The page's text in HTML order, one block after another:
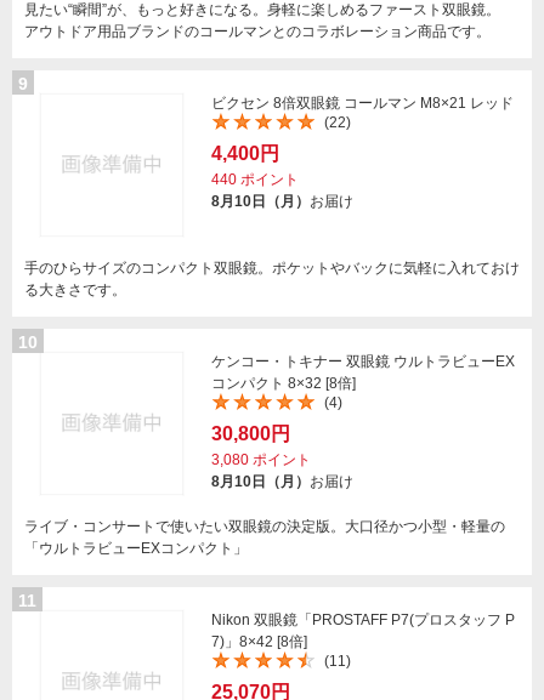
見たい“瞬間”が、もっと好きになる。身軽に楽しめるファースト双眼鏡。
アウトドア用品ブランドのコールマンとのコラボレーション商品です。
9
ビクセン 8倍双眼鏡 コールマン M8×21 レッド
(22)
4,400円
440 ポイント
8月10日（月） お届け
手のひらサイズのコンパクト双眼鏡。ポケットやバックに気軽に入れておけ
る大きさです。
10
ケンコー・トキナー 双眼鏡 ウルトラビューEX
コンパクト 8×32 [8倍]
(4)
30,800円
3,080 ポイント
8月10日（月） お届け
ライブ・コンサートで使いたい双眼鏡の決定版。大口径かつ小型・軽量の
「ウルトラビューEXコンパクト」
11
Nikon 双眼鏡「PROSTAFF P7(プロスタッフ P
7)」8×42 [8倍]
(11)
25,070円